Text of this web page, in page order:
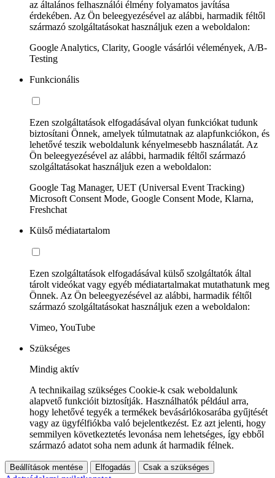
az általános felhasználói élmény folyamatos javítása
érdekében. Az Ön beleegyezésével az alábbi, harmadik féltől
származó szolgáltatásokat használjuk ezen a weboldalon:
Google Analytics, Clarity, Google vásárlói vélemények, A/B-
Testing
Funkcionális
Ezen szolgáltatások elfogadásával olyan funkciókat tudunk
biztosítani Önnek, amelyek túlmutatnak az alapfunkciókon, és
lehetővé teszik weboldalunk kényelmesebb használatát. Az
Ön beleegyezésével az alábbi, harmadik féltől származó
szolgáltatásokat használjuk ezen a weboldalon:
Google Tag Manager, UET (Universal Event Tracking)
Microsoft Consent Mode, Google Consent Mode, Klarna,
Freshchat
Külső médiatartalom
Ezen szolgáltatások elfogadásával külső szolgáltatók által
tárolt videókat vagy egyéb médiatartalmakat mutathatunk meg
Önnek. Az Ön beleegyezésével az alábbi, harmadik féltől
származó szolgáltatásokat használjuk ezen a weboldalon:
Vimeo, YouTube
Szükséges
Mindig aktív
A technikailag szükséges Cookie-k csak weboldalunk
alapvető funkcióit biztosítják. Használhatók például arra,
hogy lehetővé tegyék a termékek bevásárlókosarába gyűjtését
vagy az ügyfélfiókba való bejelentkezést. Ez azt jelenti, hogy
semmilyen következtetés levonása nem lehetséges, így ebből
származó adatot soha nem adunk át harmadik félnek.
Beállítások mentése Elfogadás Csak a szükséges